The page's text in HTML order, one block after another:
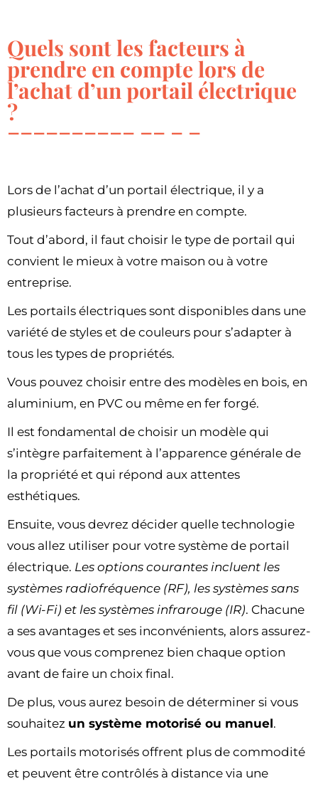
Quels sont les facteurs à
prendre en compte lors de
l’achat d’un portail électrique
?
Lors de l’achat d’un portail électrique, il y a
plusieurs facteurs à prendre en compte.
Tout d’abord, il faut choisir le type de portail qui
convient le mieux à votre maison ou à votre
entreprise.
Les portails électriques sont disponibles dans une
variété de styles et de couleurs pour s’adapter à
tous les types de propriétés.
Vous pouvez choisir entre des modèles en bois, en
aluminium, en PVC ou même en fer forgé.
Il est fondamental de choisir un modèle qui
s’intègre parfaitement à l’apparence générale de
la propriété et qui répond aux attentes
esthétiques.
Ensuite, vous devrez décider quelle technologie
vous allez utiliser pour votre système de portail
électrique. Les options courantes incluent les
systèmes radiofréquence (RF), les systèmes sans
fil (Wi-Fi) et les systèmes infrarouge (IR). Chacune
a ses avantages et ses inconvénients, alors assurez-
vous que vous comprenez bien chaque option
avant de faire un choix final.
De plus, vous aurez besoin de déterminer si vous
souhaitez un système motorisé ou manuel.
Les portails motorisés offrent plus de commodité
et peuvent être contrôlés à distance via une